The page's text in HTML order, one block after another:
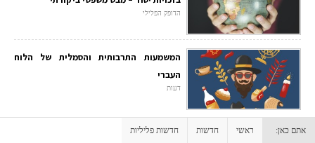
הדופק הפלילי
המשמעות התרבותית והסמלית של הלוח
העברי
דעות
אתם כאן: ראשי חדשות חדשות פליליות